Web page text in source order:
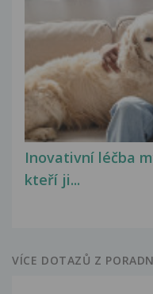
Inovativní léčba
kteří ji...
VÍCE DOTAZŮ Z